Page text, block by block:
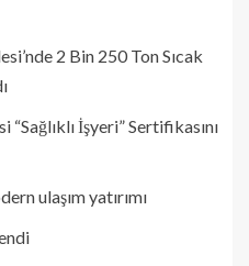
2 Bin 250 Ton Sıcak
İşyeri” Sertifikasını
ulaşım yatırımı